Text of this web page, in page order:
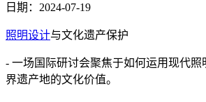
日期：2024-07-19
照明设计与文化遗产保护
- 一场国际研讨会聚焦于如何运用现代
界遗产地的文化价值。